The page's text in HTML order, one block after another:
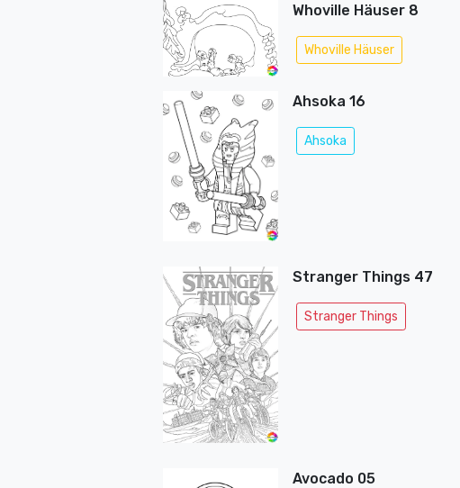
Whoville Häuser 8
Whoville Häuser
Ahsoka 16
Ahsoka
Stranger Things 47
Stranger Things
Avocado 05